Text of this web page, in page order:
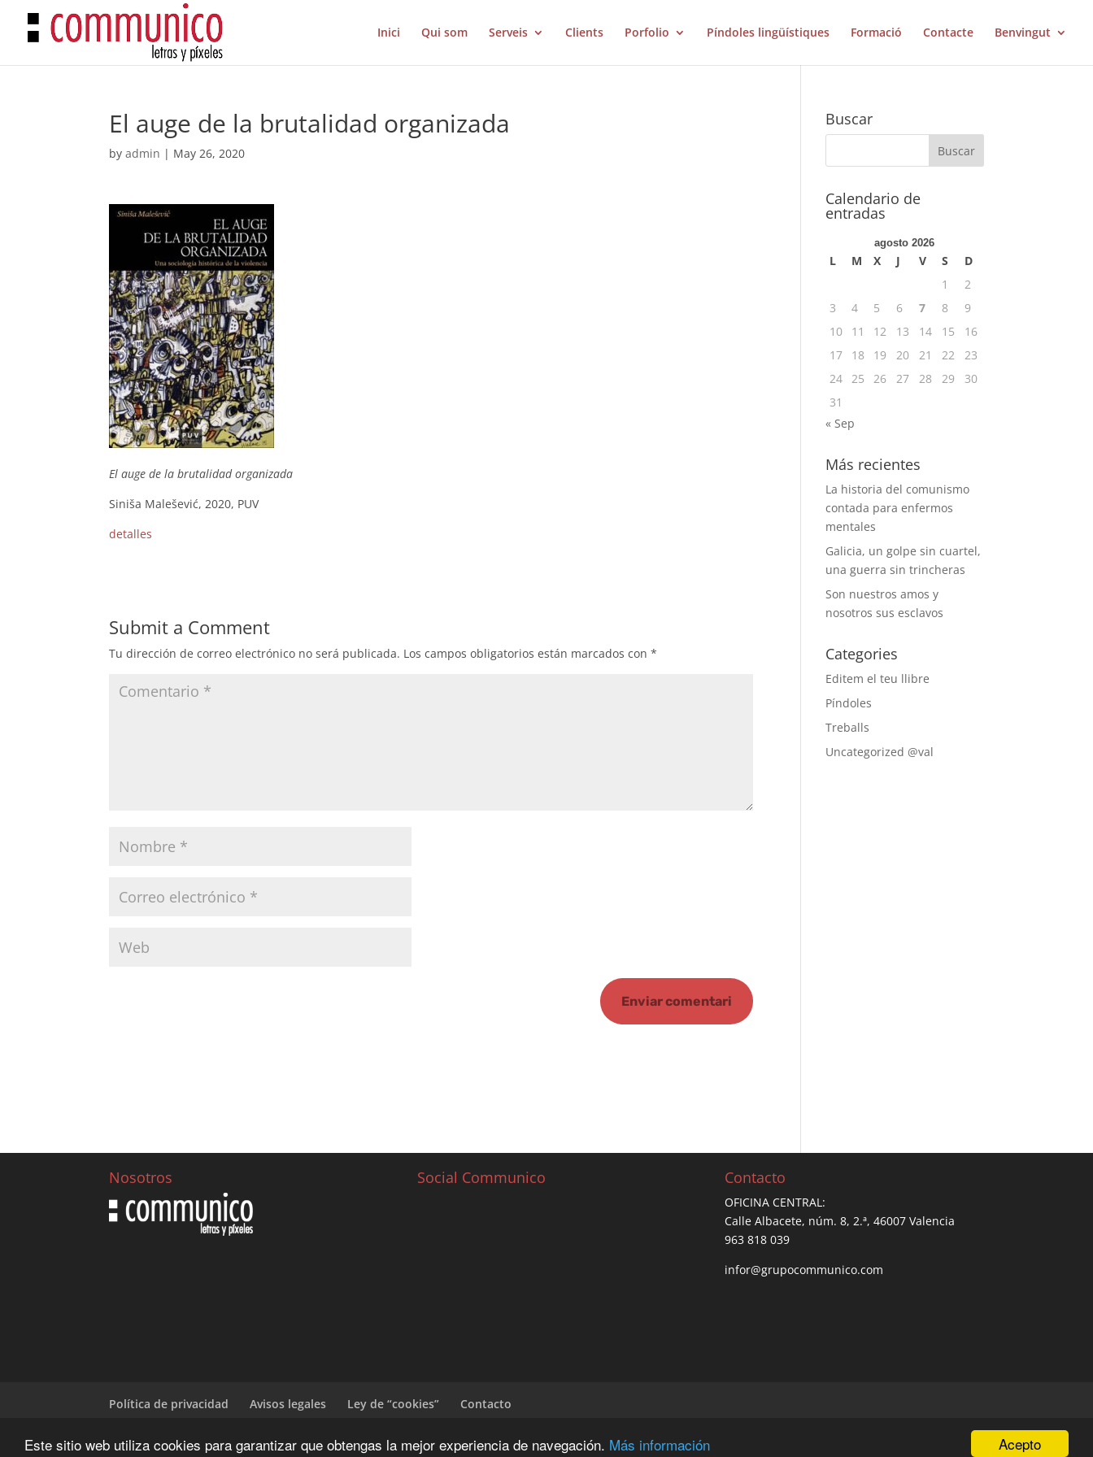
Acepto
Este sitio web utiliza cookies para garantizar que obtengas la mejor experiencia de navegación. Más información
Inici Qui som Serveis Clients Porfolio Píndoles lingüístiques Formació Contacte Benvingut
El auge de la brutalidad organizada
byadmin | May 26, 2020
El auge de la brutalidad organizada
Siniša Malešević, 2020, PUV
detalles
Submit a Comment
Tu dirección de correo electrónico no será publicada. Los campos obligatorios están marcados con*
Buscar
Calendario de
entradas
agosto 2026
L M X J V S
D
1
2
3
4 5 6 7 8
9
10
11 12 13 14 15
16
17
18 19 20 21 22
23
24 25 26 27 28 29
30
31
« Sep
Más recientes
La historia del comunismo
contada para enfermos
mentales
Galicia, un golpe sin cuartel,
una guerra sin trincheras
Son nuestros amos y
nosotros sus esclavos
Categories
Editem el teu llibre
Píndoles
Treballs
Uncategorized @val
Nosotros Social Communico Contacto
OFICINA CENTRAL:
Calle Albacete, núm. 8, 2.ª, 46007 Valencia
963 818 039
infor@grupocommunico.com
Política de privacidad Avisos legales Ley de “cookies” Contacto
Diseñado y desarrrollado por | CIENWEBS.ORG